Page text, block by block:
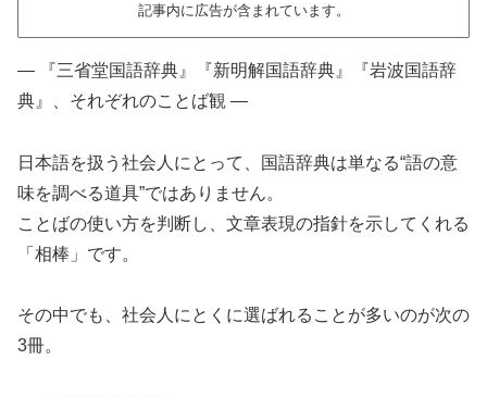
記事内に広告が含まれています。
― 『三省堂国語辞典』『新明解国語辞典』『岩波国語辞
典』、それぞれのことば観 ―
日本語を扱う社会人にとって、国語辞典は単なる“語の意
味を調べる道具”ではありません。
ことばの使い方を判断し、文章表現の指針を示してくれる
「相棒」です。
その中でも、社会人にとくに選ばれることが多いのが次の
3冊。